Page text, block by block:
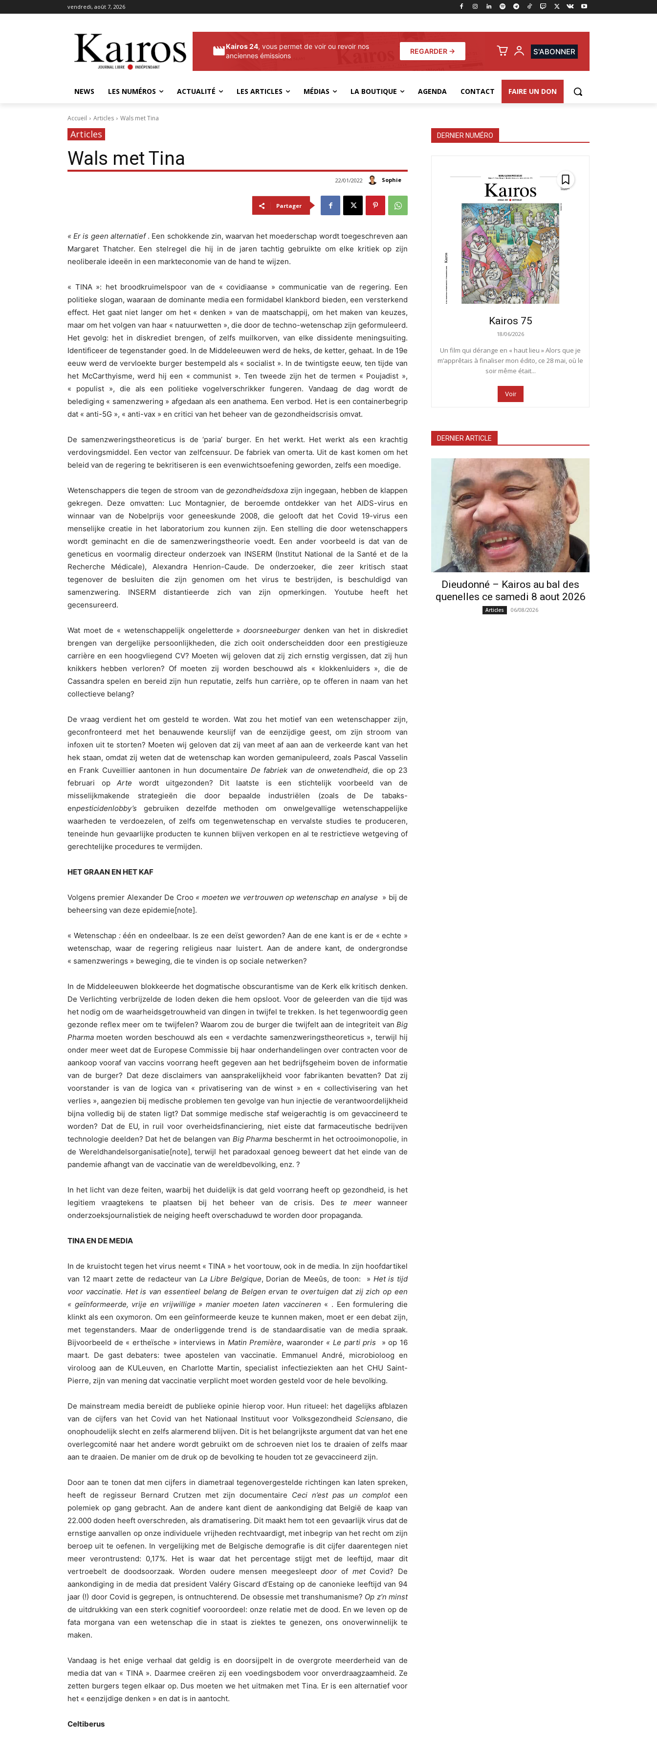
vendredi, août 7, 2026
Kairos 24, vous permet de voir ou revoir nos
anciennes émissions
REGARDER → S'ABONNER
NEWS LES NUMÉROS ACTUALITÉ LES ARTICLES MÉDIAS LA BOUTIQUE AGENDA CONTACT FAIRE UN DON
Accueil Articles Wals met Tina
Articles
Wals met Tina
Sophie
22/01/2022
Partager
« Er is geen alternatief . Een schokkende zin, waarvan het moederschap wordt toegeschreven aan
Margaret Thatcher. Een stelregel die hij in de jaren tachtig gebruikte om elke kritiek op zijn
neoliberale ideeën in een markteconomie van de hand te wijzen.
« TINA »: het broodkruimelspoor van de « covidiaanse » communicatie van de regering. Een
politieke slogan, waaraan de dominante media een formidabel klankbord bieden, een versterkend
effect. Het gaat niet langer om het « denken » van de maatschappij, om het maken van keuzes,
maar om het volgen van haar « natuurwetten », die door de techno-wetenschap zijn geformuleerd.
Het gevolg: het in diskrediet brengen, of zelfs muilkorven, van elke dissidente meningsuiting.
Identificeer de tegenstander goed. In de Middeleeuwen werd de heks, de ketter, gehaat. In de 19e
eeuw werd de vervloekte burger bestempeld als « socialist ». In de twintigste eeuw, ten tijde van
het McCarthyisme, werd hij een « communist ». Ten tweede zijn het de termen « Poujadist »,
« populist », die als een politieke vogelverschrikker fungeren. Vandaag de dag wordt de
belediging « samenzwering » afgedaan als een anathema. Een verbod. Het is een containerbegrip
dat « anti-5G », « anti-vax » en critici van het beheer van de gezondheidscrisis omvat.
De samenzweringstheoreticus is de ‘paria’ burger. En het werkt. Het werkt als een krachtig
verdovingsmiddel. Een vector van zelfcensuur. De fabriek van omerta. Uit de kast komen om het
beleid van de regering te bekritiseren is een evenwichtsoefening geworden, zelfs een moedige.
Wetenschappers die tegen de stroom van degezondheidsdoxa zijn ingegaan, hebben de klappen
gekregen. Deze omvatten: Luc Montagnier, de beroemde ontdekker van het AIDS-virus en
winnaar van de Nobelprijs voor geneeskunde 2008, die gelooft dat het Covid 19-virus een
menselijke creatie in het laboratorium zou kunnen zijn. Een stelling die door wetenschappers
wordt geminacht en die de samenzweringstheorie voedt. Een ander voorbeeld is dat van de
geneticus en voormalig directeur onderzoek van INSERM (Institut National de la Santé et de la
Recherche Médicale), Alexandra Henrion-Caude. De onderzoeker, die zeer kritisch staat
tegenover de besluiten die zijn genomen om het virus te bestrijden, is beschuldigd van
samenzwering. INSERM distantieerde zich van zijn opmerkingen. Youtube heeft het
gecensureerd.
Wat moet de « wetenschappelijk ongeletterde »doorsneeburger denken van het in diskrediet
brengen van dergelijke persoonlijkheden, die zich ooit onderscheidden door een prestigieuze
carrière en een hoogvliegend CV? Moeten wij geloven dat zij zich ernstig vergissen, dat zij hun
knikkers hebben verloren? Of moeten zij worden beschouwd als « klokkenluiders », die de
Cassandra spelen en bereid zijn hun reputatie, zelfs hun carrière, op te offeren in naam van het
collectieve belang?
De vraag verdient het om gesteld te worden. Wat zou het motief van een wetenschapper zijn,
geconfronteerd met het benauwende keurslijf van de eenzijdige geest, om zijn stroom van
infoxen uit te storten? Moeten wij geloven dat zij van meet af aan aan de verkeerde kant van het
hek staan, omdat zij weten dat de wetenschap kan worden gemanipuleerd, zoals Pascal Vasselin
en Frank Cuveillier aantonen in hun documentaire De fabriek van de onwetendheid, die op 23
februari opArtewordt uitgezonden? Dit laatste is een stichtelijk voorbeeld van de
misselijkmakende strategieën die door bepaalde industriëlen (zoals de De tabaks-
enpesticidenlobby’sgebruiken dezelfde methoden om onwelgevallige wetenschappelijke
waarheden te verdoezelen, of zelfs om tegenwetenschap en vervalste studies te produceren,
teneinde hun gevaarlijke producten te kunnen blijven verkopen en al te restrictieve wetgeving of
gerechtelijke procedures te vermijden.
HET GRAAN EN HET KAF
Volgens premier Alexander De Croo « moeten we vertrouwen op wetenschap en analyse » bij de
beheersing van deze epidemie[note].
« Wetenschap :één en ondeelbaar. Is ze een deïst geworden? Aan de ene kant is er de « echte »
wetenschap, waar de regering religieus naar luistert. Aan de andere kant, de ondergrondse
« samenzwerings » beweging, die te vinden is op sociale netwerken?
In de Middeleeuwen blokkeerde het dogmatische obscurantisme van de Kerk elk kritisch denken.
De Verlichting verbrijzelde de loden deken die hem opsloot. Voor de geleerden van die tijd was
het nodig om de waarheidsgetrouwheid van dingen in twijfel te trekken. Is het tegenwoordig geen
gezonde reflex meer om te twijfelen? Waarom zou de burger die twijfelt aan de integriteit van Big
Pharma moeten worden beschouwd als een « verdachte samenzweringstheoreticus », terwijl hij
onder meer weet dat de Europese Commissie bij haar onderhandelingen over contracten voor de
aankoop vooraf van vaccins voorrang heeft gegeven aan het bedrijfsgeheim boven de informatie
van de burger? Dat deze disclaimers van aansprakelijkheid voor fabrikanten bevatten? Dat zij
voorstander is van de logica van « privatisering van de winst » en « collectivisering van het
verlies », aangezien bij medische problemen ten gevolge van hun injectie de verantwoordelijkheid
bijna volledig bij de staten ligt? Dat sommige medische staf weigerachtig is om gevaccineerd te
worden? Dat de EU, in ruil voor overheidsfinanciering, niet eiste dat farmaceutische bedrijven
technologie deelden? Dat het de belangen van Big Pharma beschermt in het octrooimonopolie, in
de Wereldhandelsorganisatie[note], terwijl het paradoxaal genoeg beweert dat het einde van de
pandemie afhangt van de vaccinatie van de wereldbevolking, enz. ?
In het licht van deze feiten, waarbij het duidelijk is dat geld voorrang heeft op gezondheid, is het
legitiem vraagtekens te plaatsen bij het beheer van de crisis. Des te meerwanneer
onderzoeksjournalistiek de neiging heeft overschaduwd te worden door propaganda.
TINA EN DE MEDIA
In de kruistocht tegen het virus neemt « TINA » het voortouw, ook in de media. In zijn hoofdartikel
van 12 maart zette de redacteur vanLa Libre Belgique, Dorian de Meeûs, de toon: » Het is tijd
voor vaccinatie. Het is van essentieel belang de Belgen ervan te overtuigen dat zij zich op een
« geïnformeerde, vrije en vrijwillige » manier moeten laten vaccineren « . Een formulering die
klinkt als een oxymoron. Om een geïnformeerde keuze te kunnen maken, moet er een debat zijn,
met tegenstanders. Maar de onderliggende trend is de standaardisatie van de media spraak.
Bijvoorbeeld de « ertheïsche » interviews in Matin Première, waaronder « Le parti pris
» op 16
maart. De gast debaters: twee apostelen van vaccinatie. Emmanuel André, microbioloog en
viroloog aan de KULeuven, en Charlotte Martin, specialist infectieziekten aan het CHU Saint-
Pierre, zijn van mening dat vaccinatie verplicht moet worden gesteld voor de hele bevolking.
De mainstream media bereidt de publieke opinie hierop voor. Hun ritueel: het dagelijks afblazen
van de cijfers van het Covid van het Nationaal Instituut voor Volksgezondheid Sciensano, die
onophoudelijk slecht en zelfs alarmerend blijven. Dit is het belangrijkste argument dat van het ene
overlegcomité naar het andere wordt gebruikt om de schroeven niet los te draaien of zelfs maar
aan te draaien. De manier om de druk op de bevolking te houden tot ze gevaccineerd zijn.
Door aan te tonen dat men cijfers in diametraal tegenovergestelde richtingen kan laten spreken,
heeft de regisseur Bernard Crutzen met zijn documentaire Ceci n’est pas un comploteen
polemiek op gang gebracht. Aan de andere kant dient de aankondiging dat België de kaap van
22.000 doden heeft overschreden, als dramatisering. Dit maakt hem tot een gevaarlijk virus dat de
ernstige aanvallen op onze individuele vrijheden rechtvaardigt, met inbegrip van het recht om zijn
beroep uit te oefenen. In vergelijking met de Belgische demografie is dit cijfer daarentegen niet
meer verontrustend: 0,17%. Het is waar dat het percentage stijgt met de leeftijd, maar dit
vertroebelt de doodsoorzaak. Worden oudere mensen meegesleeptdoorof met Covid? De
aankondiging in de media dat president Valéry Giscard d’Estaing op de canonieke leeftijd van 94
jaar (!) door Covid is gegrepen, is ontnuchterend. De obsessie met transhumanisme? Op z’n minst
de uitdrukking van een sterk cognitief vooroordeel: onze relatie met de dood. En we leven op de
fata morgana van een wetenschap die in staat is ziektes te genezen, ons onoverwinnelijk te
maken.
Vandaag is het enige verhaal dat geldig is en doorsijpelt in de overgrote meerderheid van de
media dat van « TINA ». Daarmee creëren zij een voedingsbodem voor onverdraagzaamheid. Ze
zetten burgers tegen elkaar op. Dus moeten we het uitmaken met Tina. Er is een alternatief voor
het « eenzijdige denken » en dat is in aantocht.
Celtiberus
DERNIER NUMÉRO
Kairos 75
18/06/2026
Un film qui dérange en « haut lieu » Alors que je
m’apprêtais à finaliser mon édito, ce 28 mai, où le
soir même était...
Voir
DERNIER ARTICLE
Dieudonné – Kairos au bal des
quenelles ce samedi 8 aout 2026
Articles 06/08/2026